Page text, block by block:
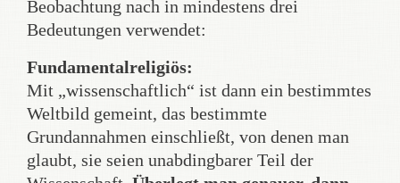
Beobachtung nach in mindestens drei
Bedeutungen verwendet:
Fundamentalreligiös:
Mit „wissenschaftlich“ ist dann ein bestimmtes
Weltbild gemeint, das bestimmte
Grundannahmen einschließt, von denen man
glaubt, sie seien unabdingbarer Teil der